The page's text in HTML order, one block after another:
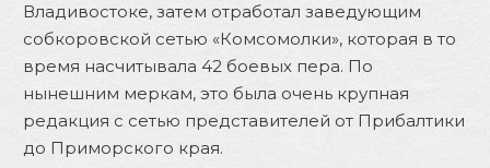
Владивостоке, затем отработал заведующим
собкоровской сетью «Комсомолки», которая в то
время насчитывала 42 боевых пера. По
нынешним меркам, это была очень крупная
редакция с сетью представителей от Прибалтики
до Приморского края.